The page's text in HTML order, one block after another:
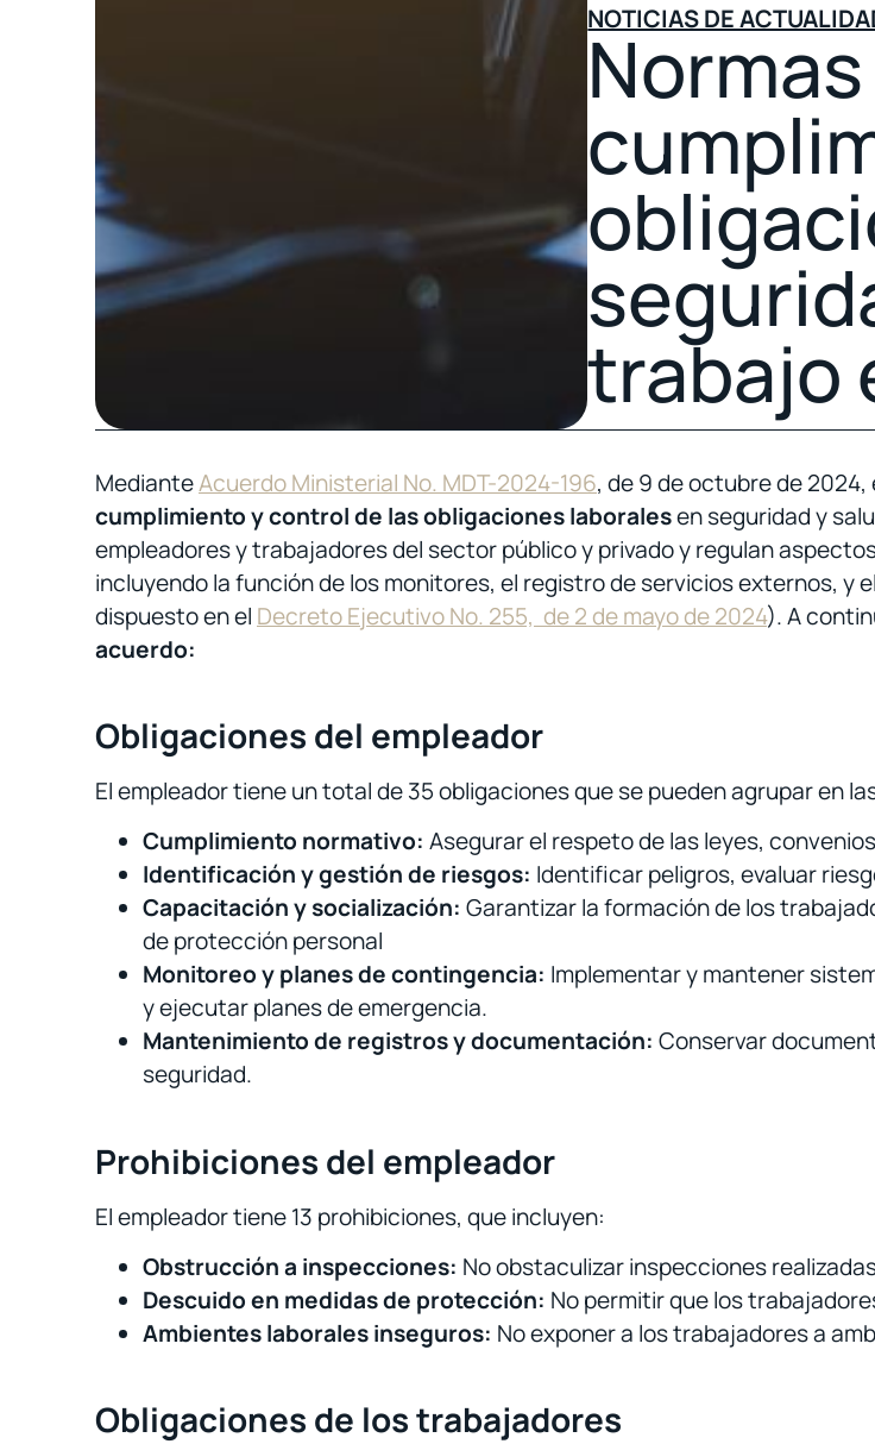
NOTICIAS DE
trabajo
MedianteAcuerdo Ministerial No. MDT-2024-196, de 9 de octubre de
cumplimiento y control de las obligaciones laboralesen seguridad y
empleadores y trabajadores del sector público y privado y regulan
incluyendo la función de los monitores, el registro de servicios externos, y
dispuesto en el Decreto Ejecutivo No. 255, de 2 de mayo de 2024). A
acuerdo:
Obligaciones del empleador
El empleador tiene un total de 35 obligaciones que se pueden agrupar en
Cumplimiento normativo: Asegurar el respeto de las leyes,
Identificación y gestión de riesgos: Identificar peligros, evaluar
Capacitación y socialización: Garantizar la formación de los
de protección personal
Monitoreo y planes de contingencia: Implementar y mantener
y ejecutar planes de emergencia.
Mantenimiento de registros y documentación: Conservar
seguridad.
Prohibiciones del empleador
El empleador tiene 13 prohibiciones, que incluyen:
Obstrucción a inspecciones: No obstaculizar inspecciones
Descuido en medidas de protección: No permitir que los
Ambientes laborales inseguros: No exponer a los trabajadores a
Obligaciones de los trabajadores